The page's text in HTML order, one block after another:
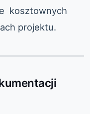
kosztownych
projektu.